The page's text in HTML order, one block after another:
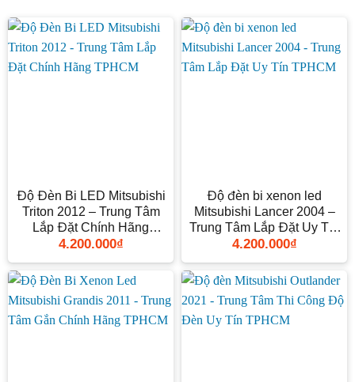
Độ Đèn Bi LED Mitsubishi
Triton 2012 – Trung Tâm
Lắp Đặt Chính Hãng
TPHCM
4.200.000₫
Độ đèn bi xenon led
Mitsubishi Lancer 2004 –
Trung Tâm Lắp Đặt Uy Tín
TPHCM
4.200.000₫